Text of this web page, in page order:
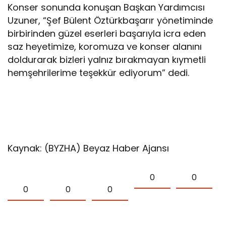
Konser sonunda konuşan Başkan Yardımcısı
Uzuner, “Şef Bülent Öztürkbaşarır yönetiminde
birbirinden güzel eserleri başarıyla icra eden
saz heyetimize, koromuza ve konser alanını
doldurarak bizleri yalnız bırakmayan kıymetli
hemşehrilerime teşekkür ediyorum” dedi.
Kaynak: (BYZHA) Beyaz Haber Ajansı
0 0 0
0 0